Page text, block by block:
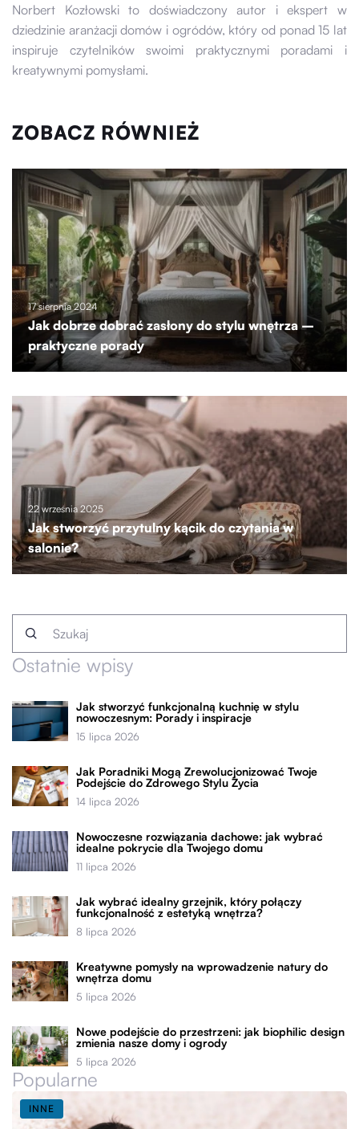
Norbert Kozłowski to doświadczony autor i ekspert w
dziedzinie aranżacji domów i ogródów, który od ponad 15 lat
inspiruje czytelników swoimi praktycznymi poradami i
kreatywnymi pomysłami.
ZOBACZ RÓWNIEŻ
17 sierpnia 2024
Jak dobrze dobrać zasłony do stylu wnętrza –
praktyczne porady
22 września 2025
Jak stworzyć przytulny kącik do czytania w
salonie?
Ostatnie wpisy
Jak stworzyć funkcjonalną kuchnię w stylu
nowoczesnym: Porady i inspiracje
15 lipca 2026
Jak Poradniki Mogą Zrewolucjonizować Twoje
Podejście do Zdrowego Stylu Życia
14 lipca 2026
Nowoczesne rozwiązania dachowe: jak wybrać
idealne pokrycie dla Twojego domu
11 lipca 2026
Jak wybrać idealny grzejnik, który połączy
funkcjonalność z estetyką wnętrza?
8 lipca 2026
Kreatywne pomysły na wprowadzenie natury do
wnętrza domu
5 lipca 2026
Nowe podejście do przestrzeni: jak biophilic design
zmienia nasze domy i ogrody
5 lipca 2026
Popularne
INNE